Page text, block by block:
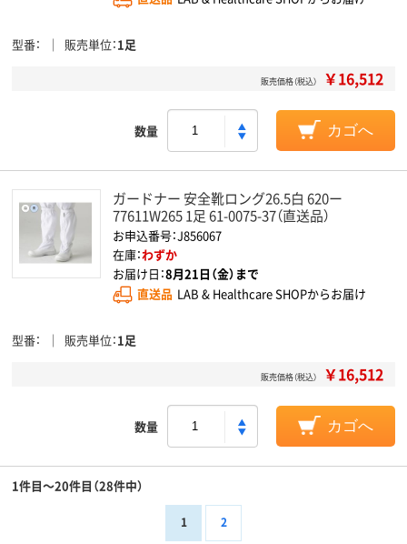
型番 販売単位 1足
販売価格（税込） ￥16,512
数量 カゴへ
ガードナー 安全靴ロング26.5白 620ー
77611W265 1足 61-0075-37（直送品）
お申込番号：J856067
在庫：わずか
お届け日：8月21日（金）まで
直送品 LAB & Healthcare SHOPからお届け
型番 販売単位 1足
販売価格（税込） ￥16,512
数量 カゴへ
1件目～20件目（28件中）
1 2